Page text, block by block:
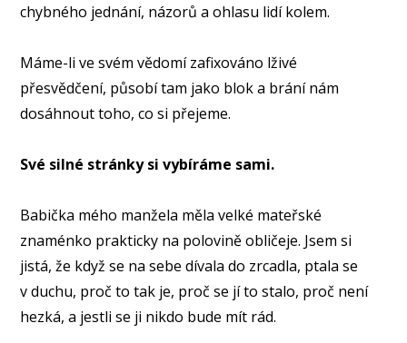
chybného jednání, názorů a ohlasu lidí kolem.
Máme-li ve svém vědomí zafixováno lživé
přesvědčení, působí tam jako blok a brání nám
dosáhnout toho, co si přejeme.
Své silné stránky si vybíráme sami.
Babička mého manžela měla velké mateřské
znaménko prakticky na polovině obličeje. Jsem si
jistá, že když se na sebe dívala do zrcadla, ptala se
v duchu, proč to tak je, proč se jí to stalo, proč není
hezká, a jestli se ji nikdo bude mít rád.